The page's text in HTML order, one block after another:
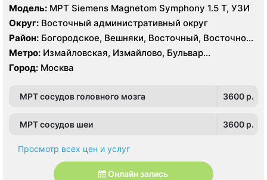
Модель: МРТ Siemens Magnetom Symphony 1.5 Т, УЗИ
Округ: Восточный административный округ
Район: Богородское, Вешняки, Восточный, Восточное
Измайлово, Гольяново, Ивановское, Измайлово,
Косино-Ухтомский, Метрогородок, Новогиреево,
Новокосино, Перово, Преображенское, Северное
Метро: Измайловская, Измайлово, Бульвар
Рокоссовского, Новогиреево, Новокосино,
Партизанская, Первомайская, Перово, Щелковская
Город: Москва
МРТ сосудов головного мозга 3600 p.
МРТ сосудов шеи 3600 p.
Просмотр всех цен и услуг
Онлайн запись